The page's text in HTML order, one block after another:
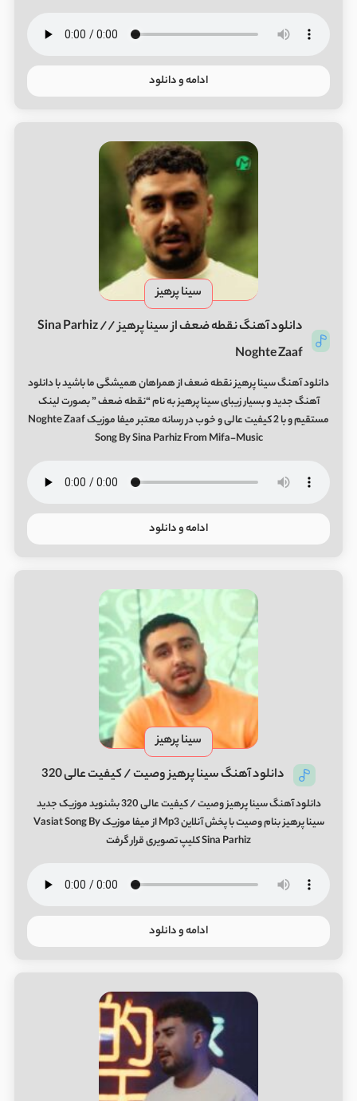
ادامه و دانلود
سینا پرهیز
دانلود آهنگ نقطه ضعف از سینا پرهیز // Sina Parhiz
Noghte Zaaf
دانلود آهنگ سینا پرهیز نقطه ضعف از همراهان همیشگی ما باشید با دانلود
آهنگ جدید و بسیار زیبای سینا پرهیز به نام “نقطه ضعف ” بصورت لینک
مستقیم و با 2 کیفیت عالی و خوب در رسانه معتبر میفا موزیک Noghte Zaaf
Song By Sina Parhiz From Mifa-Music
ادامه و دانلود
سینا پرهیز
دانلود آهنگ سینا پرهیز وصیت / کیفیت عالی 320
دانلود آهنگ سینا پرهیز وصیت / کیفیت عالی 320 بشنوید موزیک جدید
سینا پرهیز بنام وصیت با پخش آنلاین Mp3 از میفا موزیک Vasiat Song By
Sina Parhiz کلیپ تصویری قرار گرفت
ادامه و دانلود